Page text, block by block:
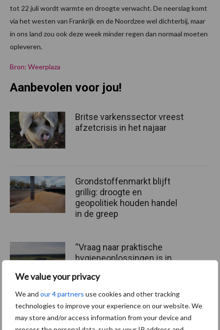
We value your privacy
We and our 4 partners use cookies and other tracking
technologies to improve your experience on our website. We
may store and/or access information from your device and
tot 22 juli wordt warmte en droogte verwacht. De neerslag komt
via het westen van Frankrijk en de Noordzee wel dichterbij, maar
in ons land zou ook deze week minder regen dan normaal moeten
opleveren.
Bron: Weerplaza
Aanbevolen voor jou!
Britse varkenssector vreest
afzetcrisis in het najaar
Grondstoffenmarkt blijft
grillig: droogte en
geopolitiek houden handel
in de greep
“Vraag naar praktische
hygieneoplossingen is in
Themapagina